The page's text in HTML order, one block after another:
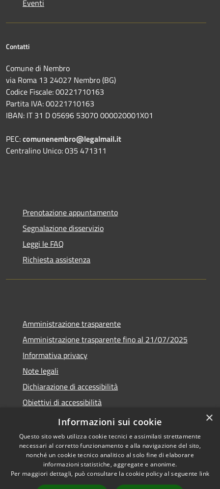
Eventi
Contatti
Comune di Nembro
via Roma 13 24027 Nembro (BG)
Codice Fiscale: 00221710163
Partita IVA: 00221710163
IBAN: IT 31 D 05696 53070 000020001X01
PEC:comunenembro@legalmail.it
Centralino Unico: 035 471311
Prenotazione appuntamento
Segnalazione disservizio
Leggi le FAQ
Richiesta assistenza
Amministrazione trasparente
Amministrazione trasparente fino al 21/07/2025
Informativa privacy
Note legali
Dichiarazione di accessibilità
Obiettivi di accessibilità
Piano di miglioramento
Accessibilità
Copyright © 2026 • Comune di
Nembro • Powered by
×
Informazioni sui cookie
Questo sito web utilizza cookie tecnici e assimilati strettamente
necessari al corretto funzionamento e alla navigazione del sito,
nonché un cookie tecnico analitico al solo fine di elaborare
informazioni statistiche, aggregate e anonime.
Per maggiori dettagli, può consultare la cookie policy al seguente link